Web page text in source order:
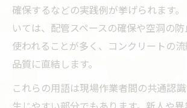
確保するなどの実践例が挙げられます
いては、配管スペースの確保や空洞の
使われることが多く、コンクリートの
品質に直結します。
これらの用語は現場作業者間の共通認